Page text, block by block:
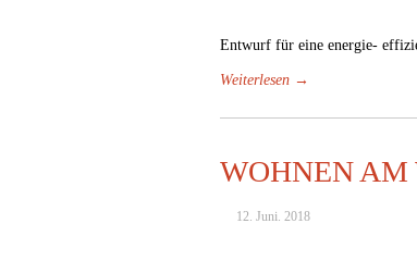
Entwurf für eine energie-
Weiterlesen →
WOHNEN AM
12. Juni. 2018